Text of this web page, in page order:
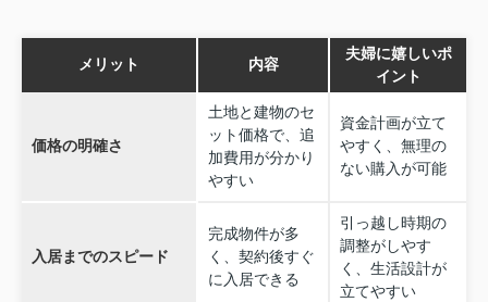
メリット 内容
夫婦に嬉しいポ
イント
価格の明確さ
土地と建物のセ
ット価格で、追
加費用が分かり
やすい
資金計画が立て
やすく、無理の
ない購入が可能
入居までのスピード
完成物件が多
く、契約後すぐ
に入居できる
引っ越し時期の
調整がしやす
く、生活設計が
立てやすい